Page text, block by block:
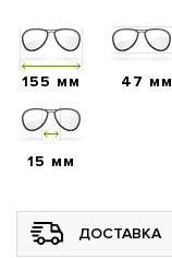
155 мм 47 мм
15 мм
ДОСТАВКА